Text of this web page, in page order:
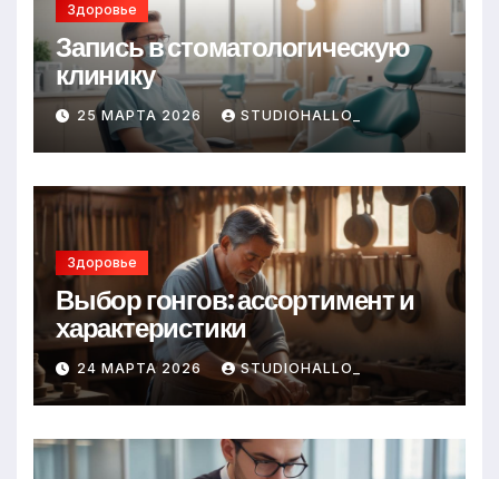
Здоровье
Запись в стоматологическую
клинику
25 МАРТА 2026 STUDIOHALLO_
Здоровье
Выбор гонгов: ассортимент и
характеристики
24 МАРТА 2026 STUDIOHALLO_